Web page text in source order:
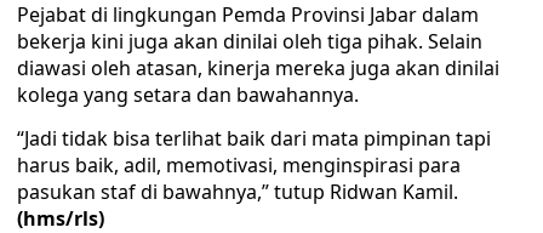
Pejabat di lingkungan Pemda Provinsi Jabar dalam
bekerja kini juga akan dinilai oleh tiga pihak. Selain
diawasi oleh atasan, kinerja mereka juga akan dinilai
kolega yang setara dan bawahannya.
“Jadi tidak bisa terlihat baik dari mata pimpinan tapi
harus baik, adil, memotivasi, menginspirasi para
pasukan staf di bawahnya,” tutup Ridwan Kamil.
(hms/rls)